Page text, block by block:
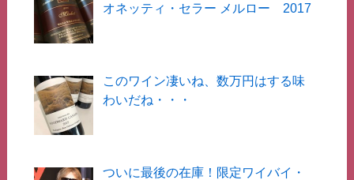
オネッティ・セラー メルロー 2017
このワイン凄いね、数万円はする味
わいだね・・・
ついに最後の在庫！限定ワイバイ・